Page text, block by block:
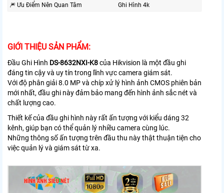
🎆 Ưu Điểm Nên Quan Tâm
Ghi Hình 4k
GIỚI THIỆU SẢN PHẨM:
Đầu Ghi Hình DS-8632NXI-K8của Hikvision là một đầu ghi
đáng tin cậy và uy tín trong lĩnh vực camera giám sát.
Với độ phân giải 8.0 MP và chíp xử lý hình ảnh CMOS phiên bản
mới nhất, đầu ghi này đảm bảo mang đến hình ảnh sắc nét và
chất lượng cao.
Thiết kế của đầu ghi hình này rất ấn tượng với kiểu dáng 32
kênh, giúp bạn có thể quản lý nhiều camera cùng lúc.
Những thông số ấn tượng trên đầu thu này thật thuận tiện cho
việc quản lý và giám sát từ xa.